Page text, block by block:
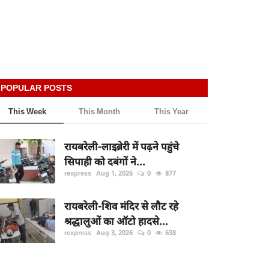
POPULAR POSTS
This Week This Month This Year
रायबरेली-लाइब्रेरी में पढ़ने पहुंचे
सिपाही को दबंगों ने...
rexpress Aug 1, 2026 0 877
रायबरेली-शिव मंदिर से लौट रहे
श्रद्धालुओं का ऑटो हादसे...
rexpress Aug 3, 2026 0 638